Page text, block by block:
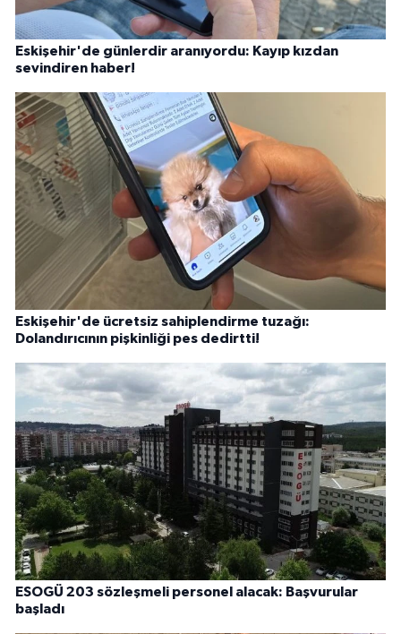
Eskişehir'de günlerdir aranıyordu: Kayıp kızdan
sevindiren haber!
Eskişehir'de ücretsiz sahiplendirme tuzağı:
Dolandırıcının pişkinliği pes dedirtti!
ESOGÜ 203 sözleşmeli personel alacak: Başvurular
başladı